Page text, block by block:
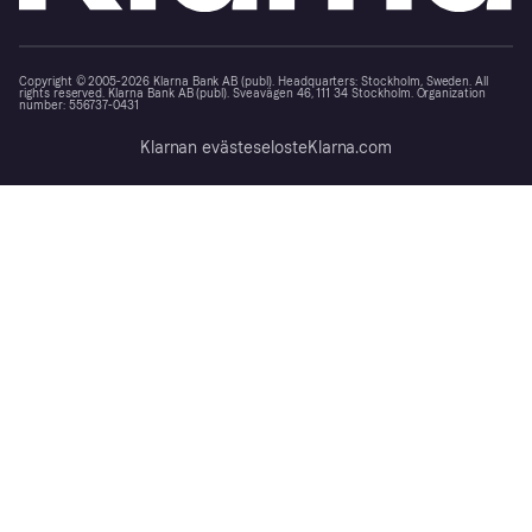
Copyright © 2005-2026 Klarna Bank AB (publ). Headquarters: Stockholm, Sweden. All
rights reserved. Klarna Bank AB (publ). Sveavägen 46, 111 34 Stockholm. Organization
number: 556737-0431
Klarnan evästeselosteKlarna.com